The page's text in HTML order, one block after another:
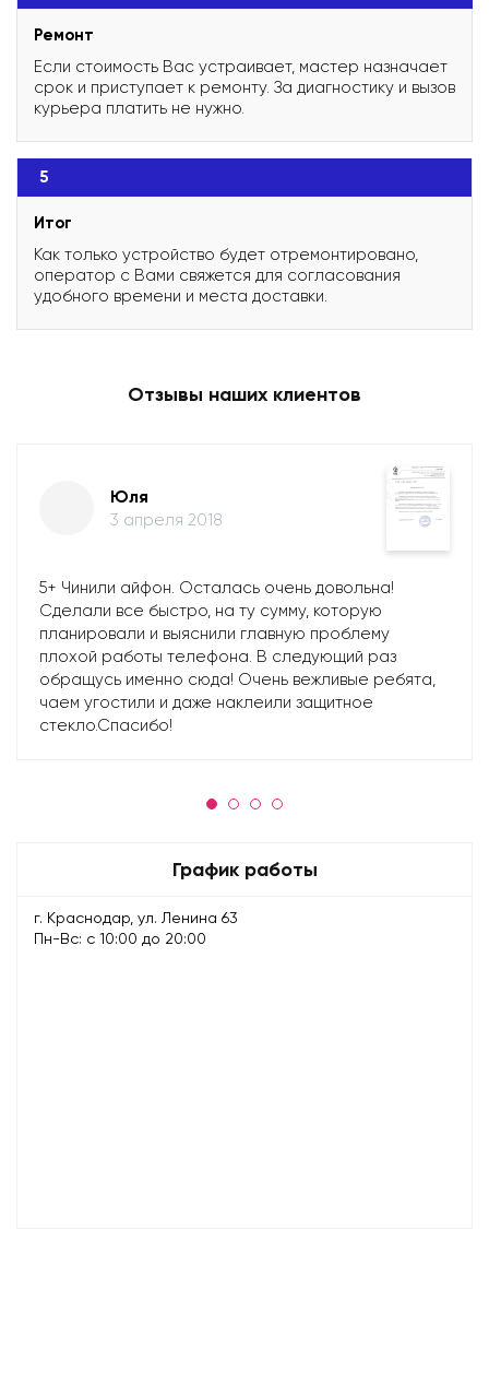
Ремонт
Если стоимость Вас устраивает, мастер назначает
срок и приступает к ремонту. За диагностику и вызов
курьера платить не нужно.
5
Итог
Как только устройство будет отремонтировано,
оператор с Вами свяжется для согласования
удобного времени и места доставки.
Отзывы наших клиентов
Юля
3 апреля 2018
5+ Чинили айфон. Осталась очень довольна!
Сделали все быстро, на ту сумму, которую
планировали и выяснили главную проблему
плохой работы телефона. В следующий раз
обращусь именно сюда! Очень вежливые ребята,
чаем угостили и даже наклеили защитное
стекло.Спасибо!
График работы
г. Краснодар, ул. Ленина 63
Пн-Вс: с 10:00 до 20:00